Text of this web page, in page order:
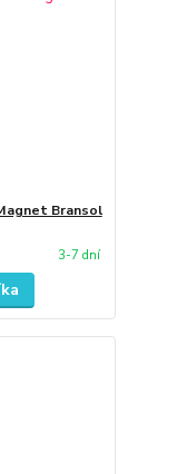
Bransol
3-7 dní